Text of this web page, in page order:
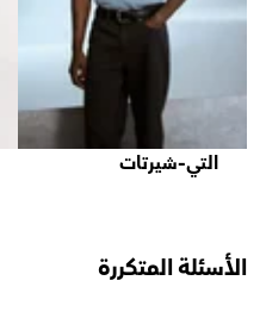
التي-شيرتات
الأسئلة المتكررة